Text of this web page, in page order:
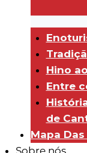
Hino
Entre
de
Mapa
Sobre nós